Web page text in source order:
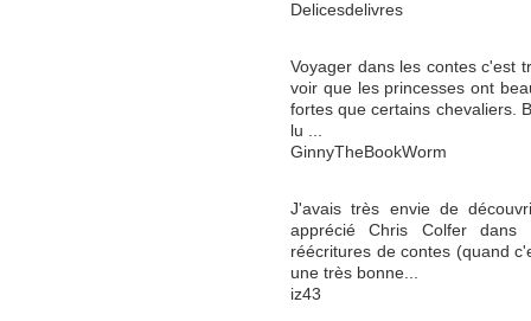
Delicesdelivres
Voyager dans les contes c'est
voir que les princesses ont
fortes que certains chevaliers.
lu ...
GinnyTheBookWorm
J'avais très envie de
apprécié Chris Colfer
réécritures de contes (quand
une très bonne...
iz43